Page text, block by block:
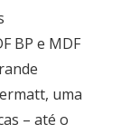
BP e MDF
uma
– até o